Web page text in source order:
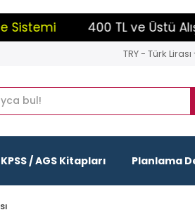
400 TL ve Üstü
TRY - Türk Lirası
KPSS / AGS Kitapları Planlama